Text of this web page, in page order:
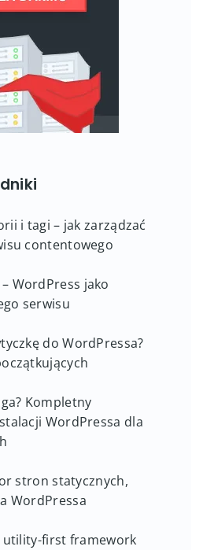
i tagi – jak zarządzać
contentowego
WordPress jako
serwisu
do WordPressa?
Kompletny
WordPressa dla
stron statycznych,
WordPressa
utility-first framework